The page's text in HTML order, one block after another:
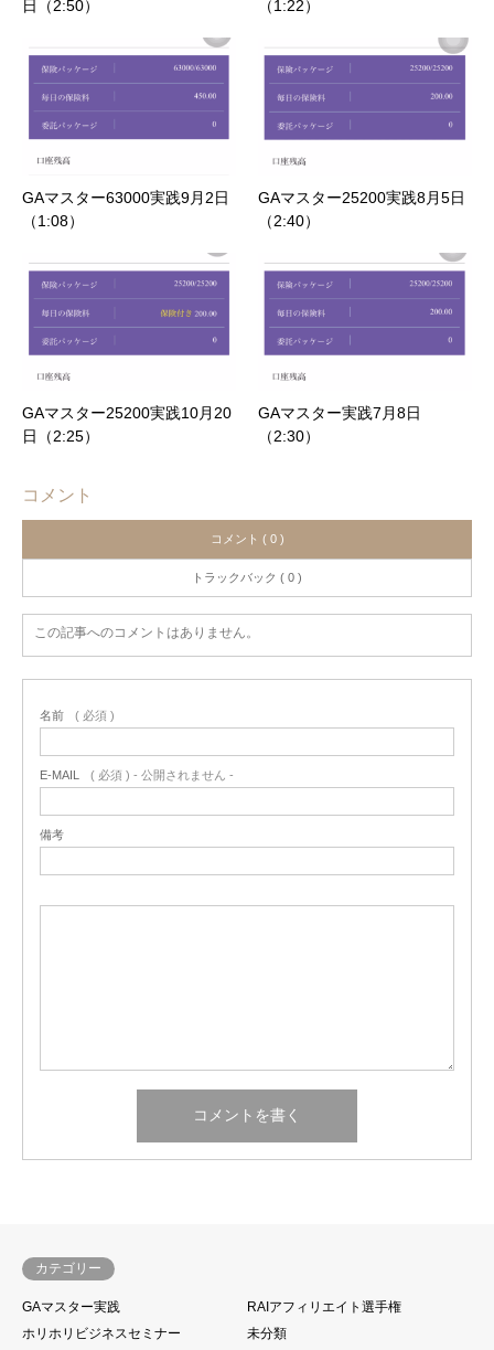
日（2:50）
（1:22）
GAマスター63000実践9月2日
（1:08）
GAマスター25200実践8月5日
（2:40）
GAマスター25200実践10月20
日（2:25）
GAマスター実践7月8日
（2:30）
コメント
コメント ( 0 )
トラックバック ( 0 )
この記事へのコメントはありません。
名前 ( 必須 )
E-MAIL ( 必須 ) - 公開されません -
備考
カテゴリー
GAマスター実践
RAIアフィリエイト選手権
ホリホリビジネスセミナー
未分類